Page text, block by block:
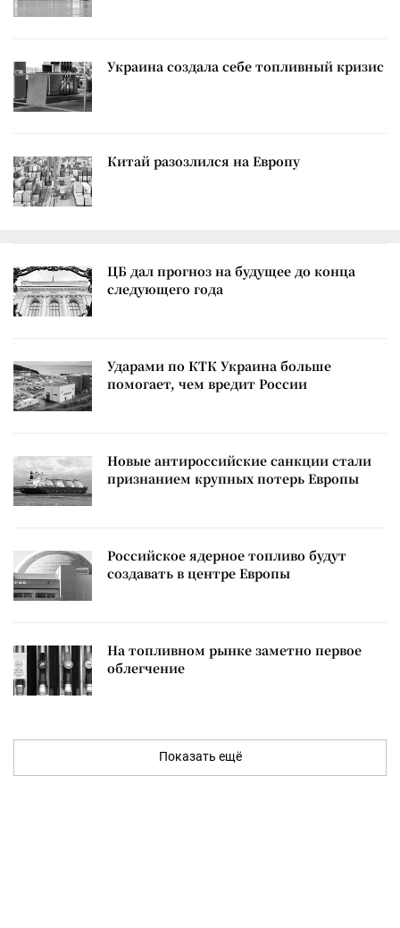
Украина создала себе топливный кризис
Китай разозлился на Европу
ЦБ дал прогноз на будущее до конца
следующего года
Ударами по КТК Украина больше
помогает, чем вредит России
Новые антироссийские санкции стали
признанием крупных потерь Европы
Российское ядерное топливо будут
создавать в центре Европы
На топливном рынке заметно первое
облегчение
Показать ещё